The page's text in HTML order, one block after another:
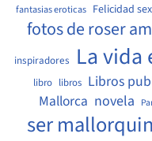
fantasias eroticas Felicidad
fotos de roser
inspiradores La vida
libro libros Libros
Mallorca novela
ser